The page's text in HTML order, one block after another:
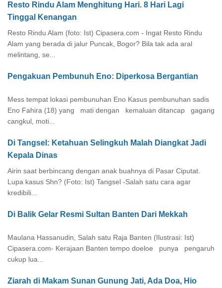
Resto Rindu Alam Menghitung Hari. 8 Hari Lagi
Tinggal Kenangan
Resto Rindu Alam (foto: Ist) Cipasera.com - Ingat Resto Rindu
Alam yang berada di jalur Puncak, Bogor? Bila tak ada aral
melintang, se...
Pengakuan Pembunuh Eno: Diperkosa Bergantian
Mess tempat lokasi pembunuhan Eno Kasus pembunuhan sadis
Eno Fahira (18) yang mati dengan kemaluan ditancap gagang
cangkul, moti...
Di Tangsel: Ketahuan Selingkuh Malah Diangkat Jadi
Kepala Dinas
Airin saat berbincang dengan anak buahnya di Pasar Ciputat.
Lupa kasus Shn? (Foto: Ist) Tangsel -Salah satu cara agar
kredibili...
Di Balik Gelar Resmi Sultan Banten Dari Mekkah
Maulana Hassanudin, Salah satu Raja Banten (Ilustrasi: Ist)
Cipasera.com- Kerajaan Banten tempo doeloe punya pengaruh
cukup lua...
Ziarah di Makam Sunan Gunung Jati, Ada Doa, Hio